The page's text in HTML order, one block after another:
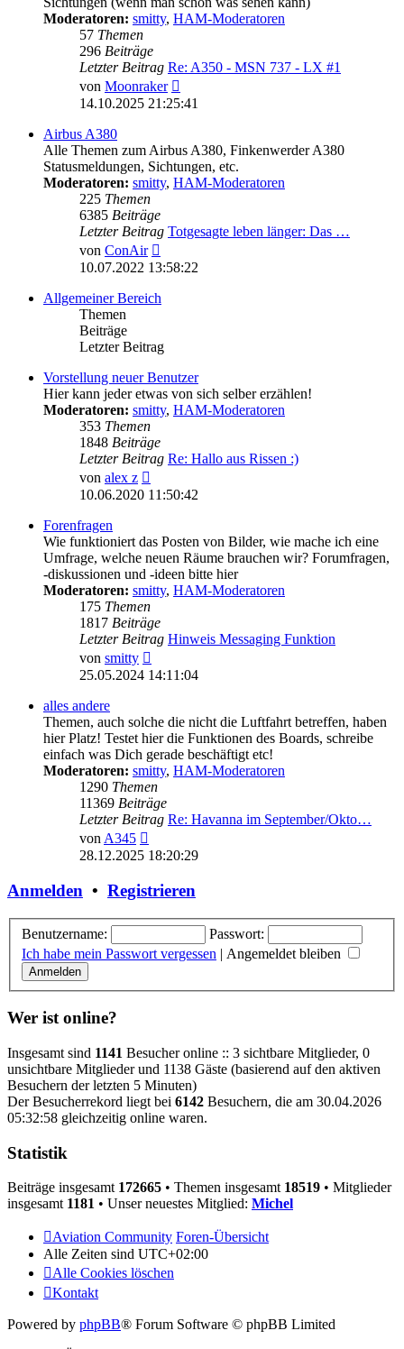
Moderatoren: smitty, HAM-Moderatoren
57 Themen
296 Beiträge
Letzter Beitrag Re: A350 - MSN 737 - LX #1
von Moonraker
Beitrag
14.10.2025 21:25:41
Airbus A380
Alle Themen zum Airbus A380, Finkenwerder A380
Statusmeldungen, Sichtungen, etc.
Moderatoren: smitty, HAM-Moderatoren
225 Themen
6385 Beiträge
Letzter Beitrag Totgesagte leben länger: Das …
von ConAir
Beitrag
10.07.2022 13:58:22
Allgemeiner Bereich
Themen
Beiträge
Letzter Beitrag
Vorstellung neuer Benutzer
Hier kann jeder etwas von sich selber erzählen!
Moderatoren: smitty, HAM-Moderatoren
353 Themen
1848 Beiträge
Letzter Beitrag Re: Hallo aus Rissen :)
von alex z
Beitrag
10.06.2020 11:50:42
Forenfragen
Wie funktioniert das Posten von Bilder, wie mache ich eine
Umfrage, welche neuen Räume brauchen wir? Forumfragen,
-diskussionen und -ideen bitte hier
Moderatoren: smitty, HAM-Moderatoren
175 Themen
1817 Beiträge
Letzter Beitrag Hinweis Messaging Funktion
von smitty
Beitrag
25.05.2024 14:11:04
alles andere
Themen, auch solche die nicht die Luftfahrt betreffen, haben
hier Platz! Testet hier die Funktionen des Boards, schreibe
einfach was Dich gerade beschäftigt etc!
Moderatoren: smitty, HAM-Moderatoren
1290 Themen
11369 Beiträge
Letzter Beitrag Re: Havanna im September/Okto…
vonA345
Beitrag
28.12.2025 18:20:29
Anmelden • Registrieren
Benutzername:
Passwort:
Ich habe mein Passwort vergessen | Angemeldet bleiben
Wer ist online?
Insgesamt sind 1141 Besucher online :: 3 sichtbare Mitglieder, 0
unsichtbare Mitglieder und 1138 Gäste (basierend auf den aktiven
Besuchern der letzten 5 Minuten)
Der Besucherrekord liegt bei 6142 Besuchern, die am 30.04.2026
05:32:58 gleichzeitig online waren.
Statistik
Beiträge insgesamt 172665 • Themen insgesamt 18519 • Mitglieder
insgesamt 1181 • Unser neuestes Mitglied: Michel
Aviation Community Foren-Übersicht
Alle Zeiten sind UTC+02:00
Alle Cookies löschen
Kontakt
Powered by phpBB® Forum Software © phpBB Limited